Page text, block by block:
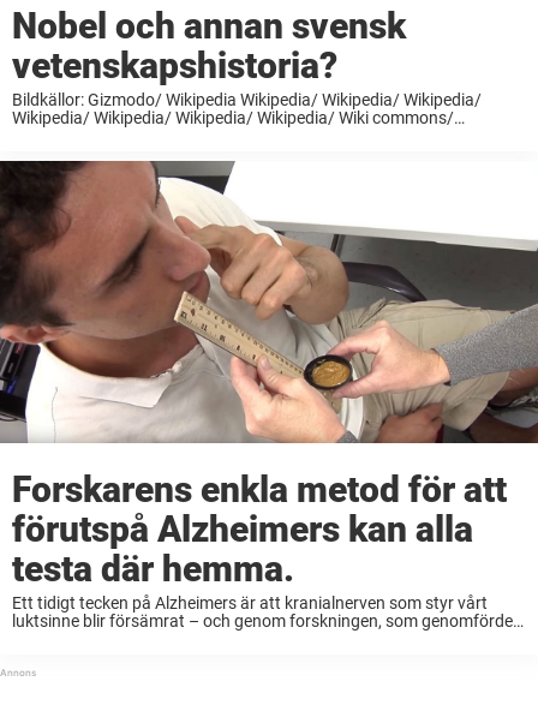
Nobel och annan svensk
vetenskapshistoria?
Bildkällor: Gizmodo/ Wikipedia Wikipedia/ Wikipedia/ Wikipedia/
Wikipedia/ Wikipedia/ Wikipedia/ Wikipedia/ Wiki commons/
Forskarens enkla metod för att
förutspå Alzheimers kan alla
testa där hemma.
Ett tidigt tecken på Alzheimers är att kranialnerven som styr vårt
luktsinne blir försämrat – och genom forskningen, som genomfördes